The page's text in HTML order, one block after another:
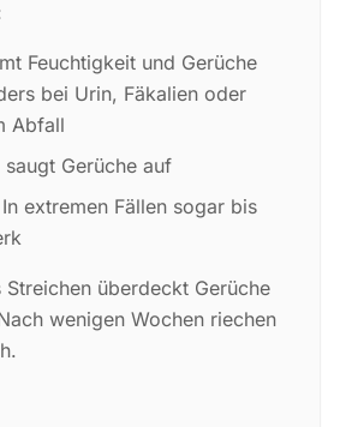
Feuchtigkeit und Gerüche
bei Urin, Fäkalien oder
Abfall
Gerüche auf
extremen Fällen sogar bis
überdeckt Gerüche
wenigen Wochen riechen